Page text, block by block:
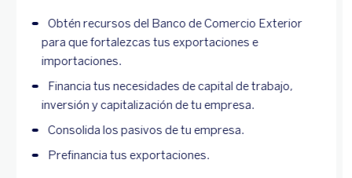
Obtén recursos del Banco de Comercio Exterior
para que fortalezcas tus exportaciones e
importaciones.
Financia tus necesidades de capital de trabajo,
inversión y capitalización de tu empresa.
Consolida los pasivos de tu empresa.
Prefinancia tus exportaciones.